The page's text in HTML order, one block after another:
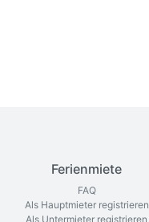
Ferienmiete
FAQ
Als Hauptmieter registrieren
Als Untermieter registrieren